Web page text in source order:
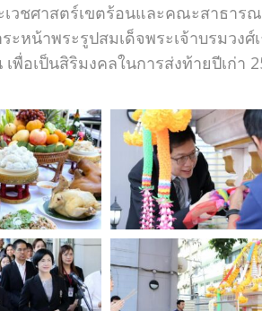
ศาสตร์เขตร้อนและคณะสาธาร
หน้าพระรูปสมเด็จพระเจ้าบรมว
อเป็นสิริมงคลในการส่งท้ายปีเก่า